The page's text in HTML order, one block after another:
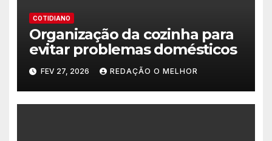
COTIDIANO
Organização da cozinha para
evitar problemas domésticos
FEV 27, 2026 REDAÇÃO O MELHOR